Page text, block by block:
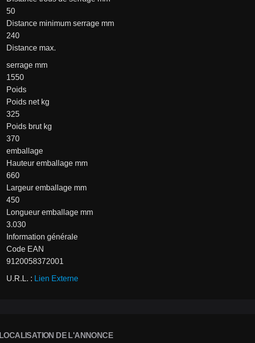
50
Distance minimum serrage mm
240
Distance max.
serrage mm
1550
Poids
Poids net kg
325
Poids brut kg
370
emballage
Hauteur emballage mm
660
Largeur emballage mm
450
Longueur emballage mm
3.030
Information générale
Code EAN
9120058372001
U.R.L. : Lien Externe
LOCALISATION DE L'ANNONCE